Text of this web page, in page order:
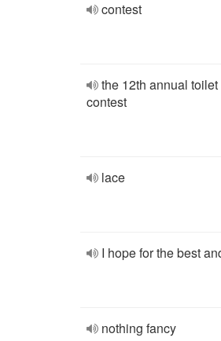
contest
the 12th annual
contest
lace
I hope for the best
nothing fancy